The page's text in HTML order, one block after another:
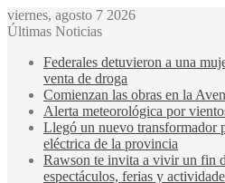
viernes, agosto 7 2026
Últimas Noticias
Federales detuvieron a una
venta de droga
Comienzan las obras en la
Alerta meteorológica por
Llegó un nuevo transformador
eléctrica de la provincia
Rawson te invita a vivir un fin
espectáculos, ferias y